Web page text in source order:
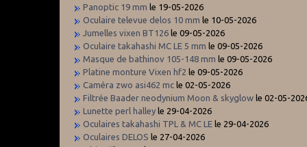
Panoptic 19 mm le 19-05-2026
Oculaire televue delos 10 mm le 10-05-2026
Jumelles vixen BT126 le 09-05-2026
Oculaire takahashi MC LE 5 mm le 09-05-2026
Masque de bathinov 105-148 mm le 09-05-2026
Platine monture Vixen hf2 le 09-05-2026
Caméra zwo asi462 mc le 02-05-2026
Filtrée Baader neodynium Moon & skyglow le 02-05-
Lunette perl halley le 29-04-2026
Oculaires takahashi TPL & MC LE le 29-04-2026
Oculaires DELOS le 27-04-2026